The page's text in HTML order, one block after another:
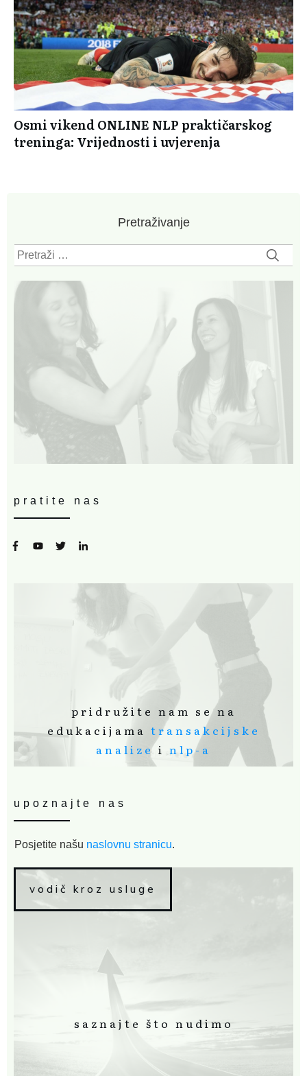
Osmi vikend ONLINE NLP praktičarskog
treninga: Vrijednosti i uvjerenja
Pretraživanje
Pretraži:
pratite nas
pridružite nam se na
edukacijama transakcijske
analizei nlp-a
upoznajte nas
Posjetite našu naslovnu stranicu.
vodič kroz usluge
saznajte što nudimo